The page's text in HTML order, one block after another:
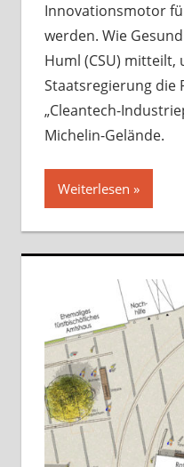
Innovationsmotor
werden. Wie
Huml (CSU)
Staatsregierung die
„Cleantech-
Michelin-Gelände.
Weiterlesen